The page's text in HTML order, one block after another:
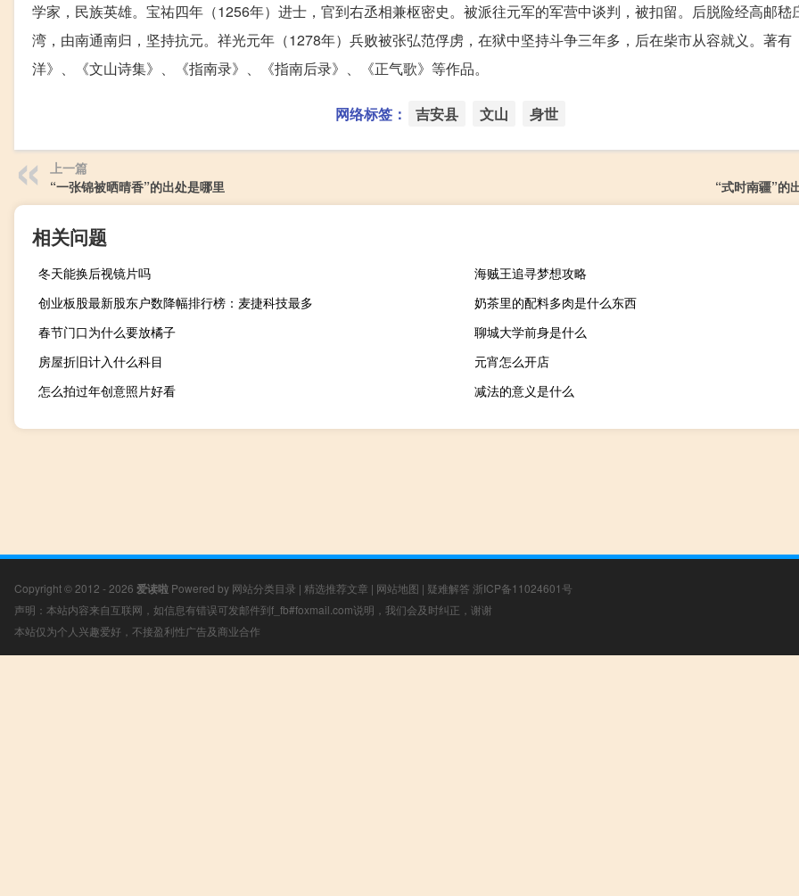
学家，民族英雄。宝祐四年（1256年）进士，官到右丞相兼枢密史。被派往元军的军营中谈判，被扣留。后脱险经高邮嵇
湾，由南通南归，坚持抗元。祥光元年（1278年）兵败被张弘范俘虏，在狱中坚持斗争三年多，后在柴市从容就义。著有
洋》、《文山诗集》、《指南录》、《指南后录》、《正气歌》等作品。
网络标签： 吉安县 文山 身世
上一篇
“一张锦被晒晴香”的出处是哪里
“式时南疆”的
相关问题
冬天能换后视镜片吗
海贼王追寻梦想攻略
创业板股最新股东户数降幅排行榜：麦捷科技最多
奶茶里的配料多肉是什么东西
春节门口为什么要放橘子
聊城大学前身是什么
房屋折旧计入什么科目
元宵怎么开店
怎么拍过年创意照片好看
减法的意义是什么
Copyright © 2012 - 2026 爱读啦 Powered by 网站分类目录 | 精选推荐文章 | 网站地图 | 疑难解答 浙ICP备11024601号
声明：本站内容来自互联网，如信息有错误可发邮件到f_fb#foxmail.com说明，我们会及时纠正，谢谢
本站仅为个人兴趣爱好，不接盈利性广告及商业合作